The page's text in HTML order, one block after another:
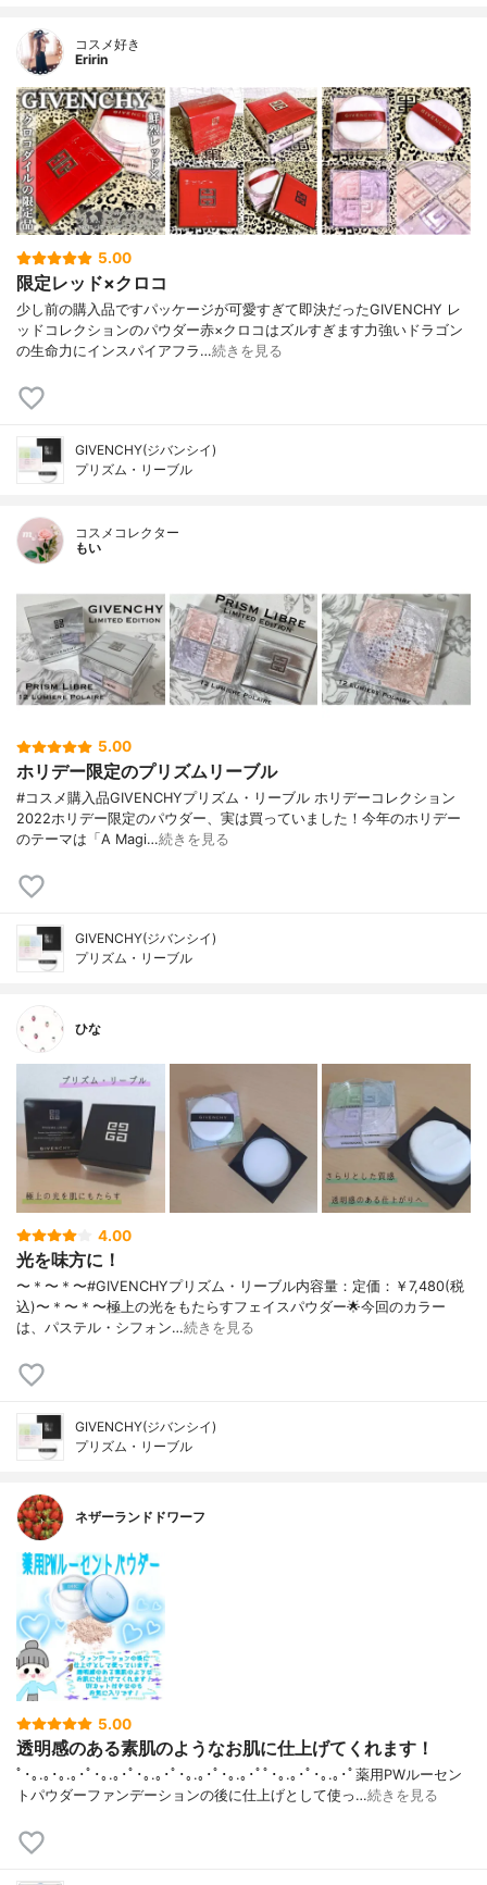
コスメ好き
Eririn
5.00
限定レッド×クロコ
少し前の購入品ですパッケージが可愛すぎて即決だったGIVENCHY レ
ッドコレクションのパウダー赤×クロコはズルすぎます力強いドラゴン
の生命力にインスパイアフラ…続きを見る
GIVENCHY(ジバンシイ)
プリズム・リーブル
コスメコレクター
もい
5.00
ホリデー限定のプリズムリーブル
#コスメ購入品GIVENCHYプリズム・リーブル ホリデーコレクション
2022ホリデー限定のパウダー、実は買っていました！今年のホリデー
のテーマは「A Magi…続きを見る
GIVENCHY(ジバンシイ)
プリズム・リーブル
ひな
4.00
光を味方に！
〜＊〜＊〜#GIVENCHYプリズム・リーブル内容量：定価：￥7,480(税
込)〜＊〜＊〜極上の光をもたらすフェイスパウダー🌟今回のカラー
は、パステル・シフォン…続きを見る
GIVENCHY(ジバンシイ)
プリズム・リーブル
ネザーランドドワーフ
5.00
透明感のある素肌のようなお肌に仕上げてくれます！
ﾟ･｡.｡･｡.｡･ﾟ･｡.｡･ﾟ･｡.｡･ﾟ･｡.｡･ﾟ･｡.｡･ﾟﾟ･｡.｡･ﾟ･｡.｡･ﾟ薬用PWルーセン
トパウダーファンデーションの後に仕上げとして使っ…続きを見る